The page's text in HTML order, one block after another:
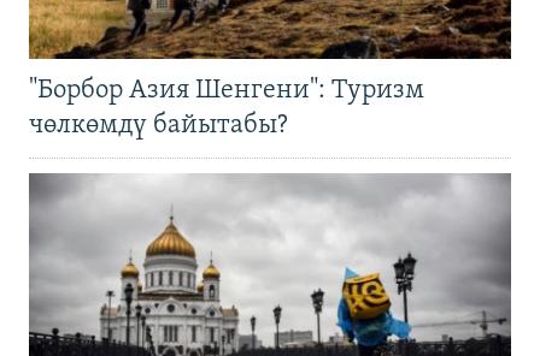
"Борбор Азия Шенгени": Туризм
чөлкөмдү байытабы?